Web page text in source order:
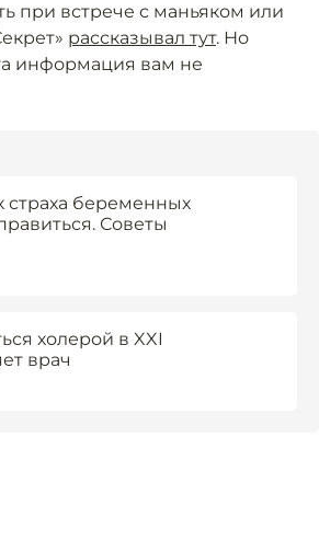
при встрече с маньяком или
рассказывал тут. Но
информация вам не
страха беременных
Советы
холерой в XXI
врач